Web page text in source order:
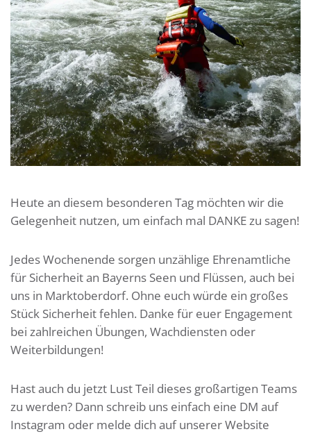
Heute an diesem besonderen Tag möchten wir die
Gelegenheit nutzen, um einfach mal DANKE zu sagen!
Jedes Wochenende sorgen unzählige Ehrenamtliche
für Sicherheit an Bayerns Seen und Flüssen, auch bei
uns in Marktoberdorf. Ohne euch würde ein großes
Stück Sicherheit fehlen. Danke für euer Engagement
bei zahlreichen Übungen, Wachdiensten oder
Weiterbildungen!
Hast auch du jetzt Lust Teil dieses großartigen Teams
zu werden? Dann schreib uns einfach eine DM auf
Instagram oder melde dich auf unserer Website